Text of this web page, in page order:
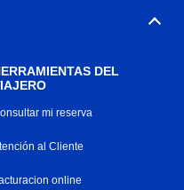
DEL
mi reserva
al Cliente
online